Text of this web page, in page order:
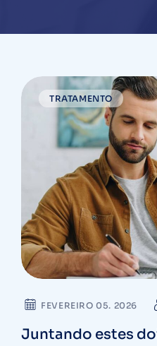
TRATAMENTO
FEVEREIRO 05. 2026
Juntando estes